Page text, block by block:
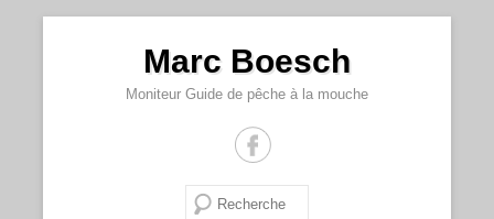
Marc Boesch
Moniteur Guide de pêche à la mouche
Recherche